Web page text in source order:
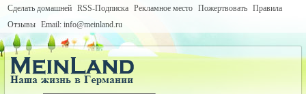
Сделать домашней RSS-Подписка Рекламное место Пожертвовать Правила
Отзывы Email: info@meinland.ru